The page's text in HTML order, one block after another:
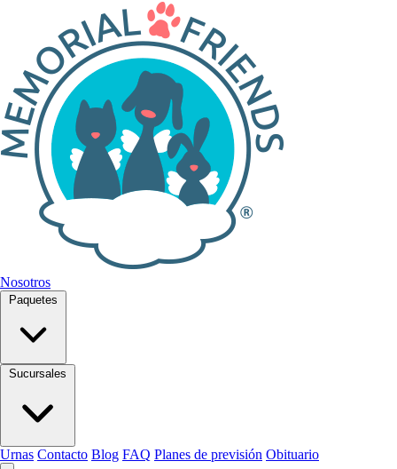
Nosotros
Paquetes
Sucursales
Urnas Contacto Blog FAQ Planes de previsión Obituario